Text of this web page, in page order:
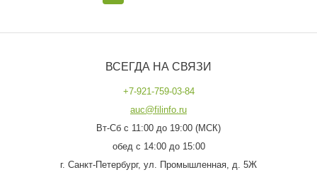
ВСЕГДА НА СВЯЗИ
+7-921-759-03-84
auc@filinfo.ru
Вт-Сб с 11:00 до 19:00 (МСК)
обед с 14:00 до 15:00
г. Санкт-Петербург, ул. Промышленная, д. 5Ж